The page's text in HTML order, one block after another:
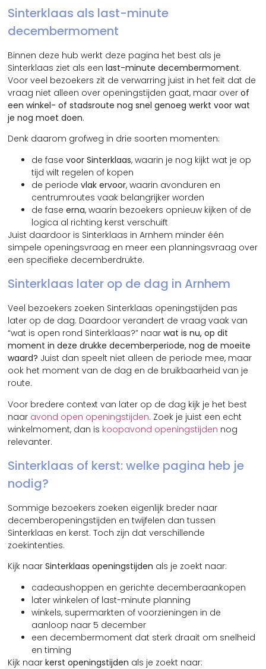
Sinterklaas als last-minute
decembermoment
Binnen deze hub werkt deze pagina het best als je
Sinterklaas ziet als eenlast-minute decembermoment.
Voor veel bezoekers zit de verwarring juist in het feit dat de
vraag niet alleen over openingstijden gaat, maar overof
een winkel- of stadsroute nog snel genoeg werkt voor wat
je nog moet doen.
Denk daarom grofweg in drie soorten momenten:
de fasevoor Sinterklaas, waarin je nog kijkt wat je op
tijd wilt regelen of kopen
de periodevlak ervoor, waarin avonduren en
centrumroutes vaak belangrijker worden
de faseerna, waarin bezoekers opnieuw kijken of de
logica al richting kerst verschuift
Juist daardoor is Sinterklaas in Arnhem minder één
simpele openingsvraag en meer een planningsvraag over
een specifieke decemberdrukte.
Sinterklaas later op de dag in Arnhem
Veel bezoekers zoeken Sinterklaas openingstijden pas
later op de dag. Daardoor verandert de vraag vaak van
“wat is open rond Sinterklaas?” naarwat is nu, op dit
moment in deze drukke decemberperiode, nog de moeite
waard? Juist dan speelt niet alleen de periode mee, maar
ook het moment van de dag en de bruikbaarheid van je
route.
Voor bredere context van later op de dag kijk je het best
naar avond open openingstijden. Zoek je juist een echt
winkelmoment, dan is koopavond openingstijden nog
relevanter.
Sinterklaas of kerst: welke pagina heb je
nodig?
Sommige bezoekers zoeken eigenlijk breder naar
decemberopeningstijden en twijfelen dan tussen
Sinterklaas en kerst. Toch zijn dat verschillende
zoekintenties.
Kijk naarSinterklaas openingstijden als je zoekt naar:
cadeaushoppen en gerichte decemberaankopen
later winkelen of last-minute planning
winkels, supermarkten of voorzieningen in de
aanloop naar 5 december
een decembermoment dat sterk draait om snelheid
en timing
Kijk naarkerst openingstijden als je zoekt naar: